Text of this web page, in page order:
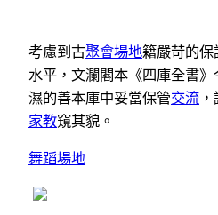
考慮到古聚會場地籍嚴苛的保
水平，文瀾閣本《四庫全書
濕的善本庫中妥當保管交流
家教窺其貌。
舞蹈場地